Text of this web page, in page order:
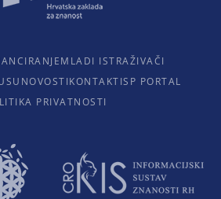
MLADI ISTRAŽIVAČI
NOVOSTIKONTAKTISP PORTAL
PRIVATNOSTI